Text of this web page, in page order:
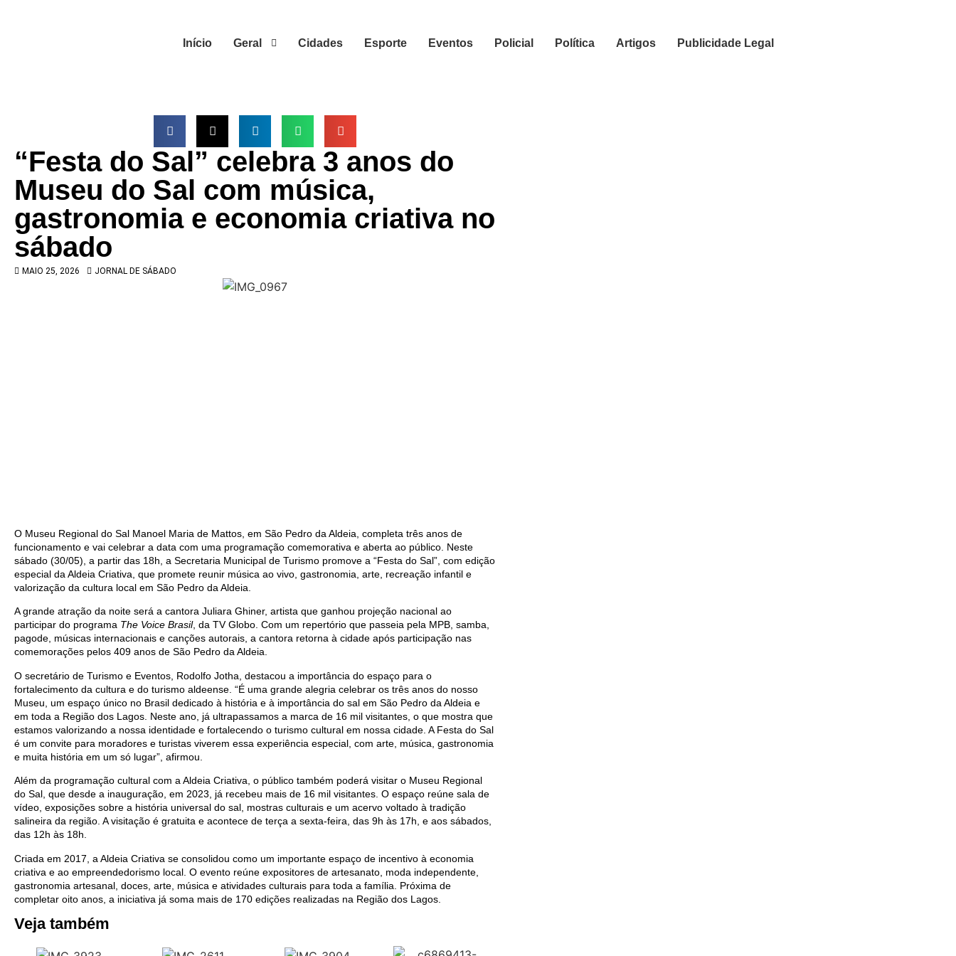
Início Geral Cidades Esporte Eventos Policial Política Artigos Publicidade Legal
“Festa do Sal” celebra 3 anos do
Museu do Sal com música,
gastronomia e economia criativa no
sábado
MAIO 25, 2026 JORNAL DE SÁBADO
O Museu Regional do Sal Manoel Maria de Mattos, em São Pedro da Aldeia, completa três anos de
funcionamento e vai celebrar a data com uma programação comemorativa e aberta ao público. Neste
sábado (30/05), a partir das 18h, a Secretaria Municipal de Turismo promove a “Festa do Sal”, com edição
especial da Aldeia Criativa, que promete reunir música ao vivo, gastronomia, arte, recreação infantil e
valorização da cultura local em São Pedro da Aldeia.
A grande atração da noite será a cantora Juliara Ghiner, artista que ganhou projeção nacional ao
participar do programa The Voice Brasil, da TV Globo. Com um repertório que passeia pela MPB, samba,
pagode, músicas internacionais e canções autorais, a cantora retorna à cidade após participação nas
comemorações pelos 409 anos de São Pedro da Aldeia.
O secretário de Turismo e Eventos, Rodolfo Jotha, destacou a importância do espaço para o
fortalecimento da cultura e do turismo aldeense. “É uma grande alegria celebrar os três anos do nosso
Museu, um espaço único no Brasil dedicado à história e à importância do sal em São Pedro da Aldeia e
em toda a Região dos Lagos. Neste ano, já ultrapassamos a marca de 16 mil visitantes, o que mostra que
estamos valorizando a nossa identidade e fortalecendo o turismo cultural em nossa cidade. A Festa do Sal
é um convite para moradores e turistas viverem essa experiência especial, com arte, música, gastronomia
e muita história em um só lugar”, afirmou.
Além da programação cultural com a Aldeia Criativa, o público também poderá visitar o Museu Regional
do Sal, que desde a inauguração, em 2023, já recebeu mais de 16 mil visitantes. O espaço reúne sala de
vídeo, exposições sobre a história universal do sal, mostras culturais e um acervo voltado à tradição
salineira da região. A visitação é gratuita e acontece de terça a sexta-feira, das 9h às 17h, e aos sábados,
das 12h às 18h.
Criada em 2017, a Aldeia Criativa se consolidou como um importante espaço de incentivo à economia
criativa e ao empreendedorismo local. O evento reúne expositores de artesanato, moda independente,
gastronomia artesanal, doces, arte, música e atividades culturais para toda a família. Próxima de
completar oito anos, a iniciativa já soma mais de 170 edições realizadas na Região dos Lagos.
Veja também